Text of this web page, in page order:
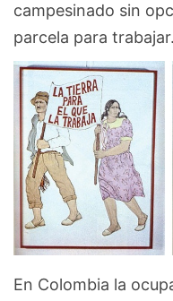
campesinado sin
parcela para trabajar.
En Colombia la